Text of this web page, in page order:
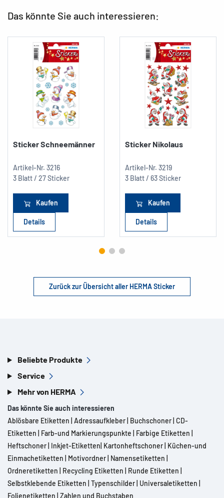
Das könnte Sie auch interessieren:
Sticker Schneemänner
Artikel-Nr. 3216
3 Blatt / 27 Sticker
Kaufen
Details
Sticker Nikolaus
Artikel-Nr. 3219
3 Blatt / 63 Sticker
Kaufen
Details
Zurück zur Übersicht aller HERMA Sticker
Beliebte Produkte
Service
Mehr von HERMA
Das könnte Sie auch interessieren
Ablösbare Etiketten Adressaufkleber Buchschoner CD-
Etiketten
Farb-und Markierungspunkte Farbige Etiketten
Heftschoner Inkjet-Etiketten Kartonheftschoner Küchen-und
Einmachetiketten
Motivordner Namensetiketten
Ordneretiketten
Recycling Etiketten Runde Etiketten
Selbstklebende Etiketten Typenschilder Universaletiketten
Folienetiketten Zahlen und Buchstaben